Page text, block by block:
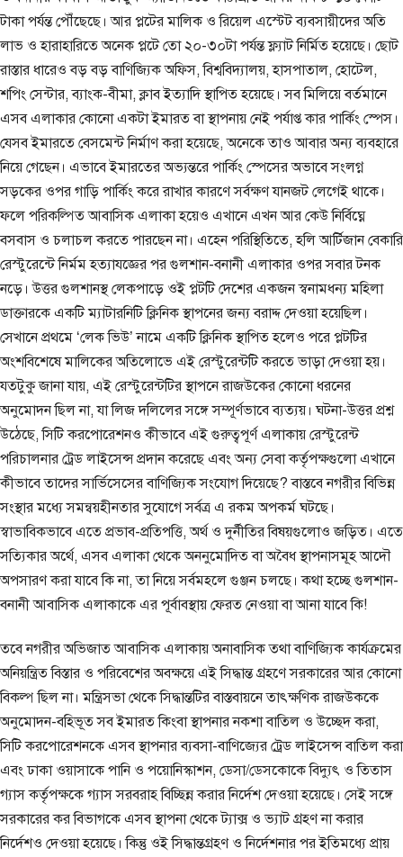
টাকা পর্যন্ত পৌঁছেছে। আর প্লটের মালিক ও রিয়েল এস্টেট ব্যবসায়ীদের অতি
লাভ ও হারাহারিতে অনেক প্লটে তো ২০-৩০টা পর্যন্ত ফ্ল্যাট নির্মিত হয়েছে। ছোট
রাস্তার ধারেও বড় বড় বাণিজ্যিক অফিস, বিশ্ববিদ্যালয়, হাসপাতাল, হোটেল,
শপিং সেন্টার, ব্যাংক-বীমা, ক্লাব ইত্যাদি স্থাপিত হয়েছে। সব মিলিয়ে বর্তমানে
এসব এলাকার কোনো একটা ইমারত বা স্থাপনায় নেই পর্যাপ্ত কার পার্কিং স্পেস।
যেসব ইমারতে বেসমেন্ট নির্মাণ করা হয়েছে, অনেকে তাও আবার অন্য ব্যবহারে
নিয়ে গেছেন। এভাবে ইমারতের অভ্যন্তরে পার্কিং স্পেসের অভাবে সংলগ্ন
সড়কের ওপর গাড়ি পার্কিং করে রাখার কারণে সর্বক্ষণ যানজট লেগেই থাকে।
ফলে পরিকল্পিত আবাসিক এলাকা হয়েও এখানে এখন আর কেউ নির্বিঘ্নে
বসবাস ও চলাচল করতে পারছেন না। এহেন পরিস্থিতিতে, হলি আর্টিজান বেকারি
রেস্টুরেন্টে নির্মম হত্যাযজ্ঞের পর গুলশান-বনানী এলাকার ওপর সবার টনক
নড়ে। উত্তর গুলশানস্থ লেকপাড়ে ওই প্লটটি দেশের একজন স্বনামধন্য মহিলা
ডাক্তারকে একটি ম্যাটারনিটি ক্লিনিক স্থাপনের জন্য বরাদ্দ দেওয়া হয়েছিল।
সেখানে প্রথমে ‘লেক ভিউ’ নামে একটি ক্লিনিক স্থাপিত হলেও পরে প্লটটির
অংশবিশেষে মালিকের অতিলোভে এই রেস্টুরেন্টটি করতে ভাড়া দেওয়া হয়।
যতটুকু জানা যায়, এই রেস্টুরেন্টটির স্থাপনে রাজউকের কোনো ধরনের
অনুমোদন ছিল না, যা লিজ দলিলের সঙ্গে সম্পূর্ণভাবে ব্যত্যয়। ঘটনা-উত্তর প্রশ্ন
উঠেছে, সিটি করপোরেশনও কীভাবে এই গুরুত্বপূর্ণ এলাকায় রেস্টুরেন্ট
পরিচালনার ট্রেড লাইসেন্স প্রদান করেছে এবং অন্য সেবা কর্তৃপক্ষগুলো এখানে
কীভাবে তাদের সার্ভিসেসের বাণিজ্যিক সংযোগ দিয়েছে? বাস্তবে নগরীর বিভিন্ন
সংস্থার মধ্যে সমন্বয়হীনতার সুযোগে সর্বত্র এ রকম অপকর্ম ঘটছে।
স্বাভাবিকভাবে এতে প্রভাব-প্রতিপত্তি, অর্থ ও দুর্নীতির বিষয়গুলোও জড়িত। এতে
সত্যিকার অর্থে, এসব এলাকা থেকে অননুমোদিত বা অবৈধ স্থাপনাসমূহ আদৌ
অপসারণ করা যাবে কি না, তা নিয়ে সর্বমহলে গুঞ্জন চলছে। কথা হচ্ছে গুলশান-
বনানী আবাসিক এলাকাকে এর পূর্বাবস্থায় ফেরত নেওয়া বা আনা যাবে কি!
তবে নগরীর অভিজাত আবাসিক এলাকায় অনাবাসিক তথা বাণিজ্যিক কার্যক্রমের
অনিয়ন্ত্রিত বিস্তার ও পরিবেশের অবক্ষয়ে এই সিদ্ধান্ত গ্রহণে সরকারের আর কোনো
বিকল্প ছিল না। মন্ত্রিসভা থেকে সিদ্ধান্তটির বাস্তবায়নে তাৎক্ষণিক রাজউককে
অনুমোদন-বহিভূত সব ইমারত কিংবা স্থাপনার নকশা বাতিল ও উচ্ছেদ করা,
সিটি করপোরেশনকে এসব স্থাপনার ব্যবসা-বাণিজ্যের ট্রেড লাইসেন্স বাতিল করা
এবং ঢাকা ওয়াসাকে পানি ও পয়োনিস্কাশন, ডেসা/ডেসকোকে বিদ্যুৎ ও তিতাস
গ্যাস কর্তৃপক্ষকে গ্যাস সরবরাহ বিচ্ছিন্ন করার নির্দেশ দেওয়া হয়েছে। সেই সঙ্গে
সরকারের কর বিভাগকে এসব স্থাপনা থেকে ট্যাক্স ও ভ্যাট গ্রহণ না করার
নির্দেশও দেওয়া হয়েছে। কিন্তু ওই সিদ্ধান্তগ্রহণ ও নির্দেশনার পর ইতিমধ্যে প্রায়